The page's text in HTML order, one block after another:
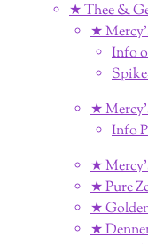
★ Thee &
★
Info
★
Info
★
★ Pure
★
★